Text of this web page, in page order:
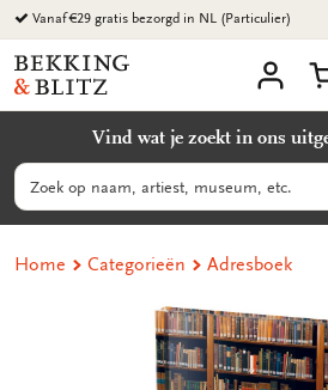
Ga
naar
content
Vanaf €29 gratis bezorgd in NL (Particulier)
Bekking
&
B.V.
account
Vind wat je zoekt in ons
Zoeken
Home Categorieën Adresboek